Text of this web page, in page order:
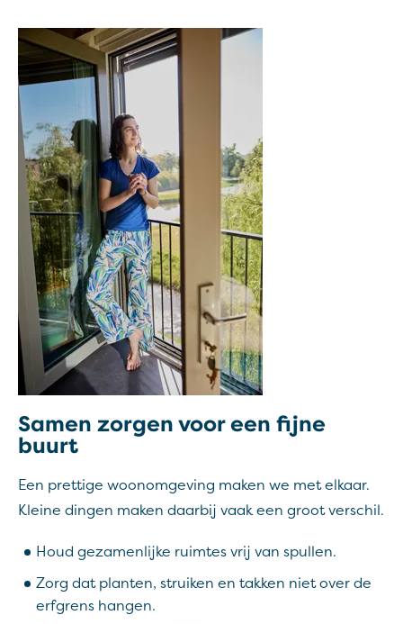
Samen zorgen voor een fijne
buurt
Een prettige woonomgeving maken we met elkaar.
Kleine dingen maken daarbij vaak een groot verschil.
Houd gezamenlijke ruimtes vrij van spullen.
Zorg dat planten, struiken en takken niet over de
erfgrens hangen.